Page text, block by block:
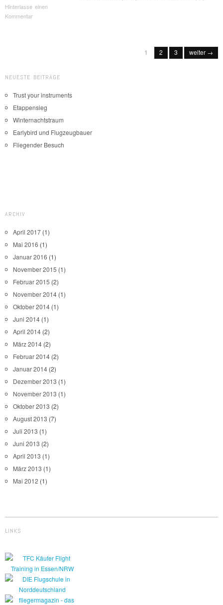
Hinterlasse einen
Kommentar
1 2 3 weiter →
NEUESTE BEITRÄGE
Trust your instruments
Etappensieg
Winternachtstraum
Earlybird und Flugzeugbauer
Fliegender Besuch
ARCHIV
April 2017 (1)
Mai 2016 (1)
Januar 2016 (1)
November 2015 (1)
Februar 2015 (2)
November 2014 (1)
Oktober 2014 (1)
Juni 2014 (1)
April 2014 (2)
März 2014 (2)
Februar 2014 (2)
Januar 2014 (2)
Dezember 2013 (1)
November 2013 (1)
Oktober 2013 (2)
August 2013 (7)
Juli 2013 (1)
Juni 2013 (2)
April 2013 (1)
März 2013 (1)
Mai 2012 (1)
LINKS